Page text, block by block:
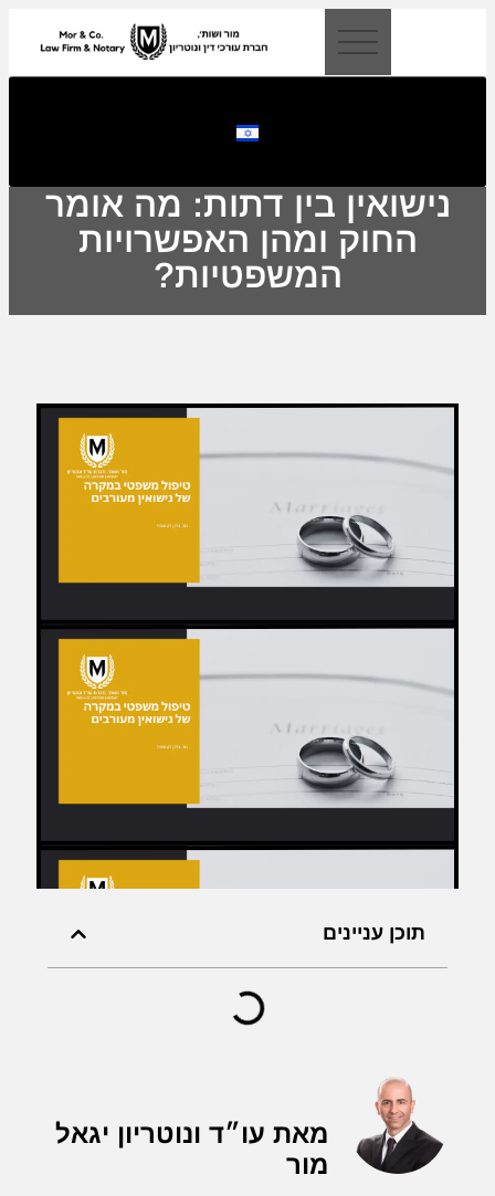
נישואין בין דתות: מה אומר
החוק ומהן האפשרויות
המשפטיות?
תוכן עניינים
מאת עו״ד ונוטריון יגאל
מור